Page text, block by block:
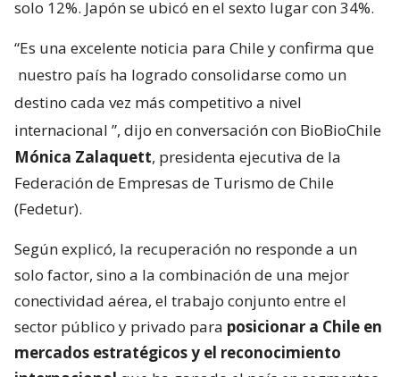
solo 12%. Japón se ubicó en el sexto lugar con 34%.
“Es una excelente noticia para Chile y confirma que
nuestro país ha logrado consolidarse como un
destino cada vez más competitivo a nivel
internacional ”, dijo en conversación con BioBioChile
Mónica Zalaquett, presidenta ejecutiva de la
Federación de Empresas de Turismo de Chile
(Fedetur).
Según explicó, la recuperación no responde a un
solo factor, sino a la combinación de una mejor
conectividad aérea, el trabajo conjunto entre el
sector público y privado para posicionar a Chile en
mercados estratégicos y el reconocimiento